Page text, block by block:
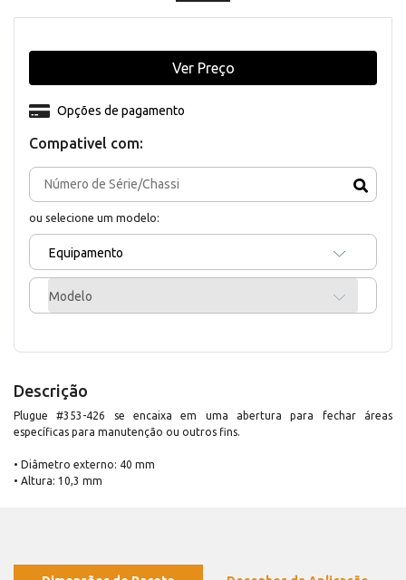
Compativel com:
ou selecione um modelo:
Equipamento
Modelo
Opções de pagamento
Ver Preço
Descrição
Plugue #353-426 se encaixa em uma abertura para fechar áreas
específicas para manutenção ou outros fins.
• Diâmetro externo: 40 mm
• Altura: 10,3 mm